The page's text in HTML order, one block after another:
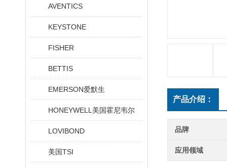
AVENTICS
KEYSTONE
FISHER
BETTIS
EMERSON爱默生
HONEYWELL美国霍尼韦尔
LOVIBOND
美国TSI
产品介绍：
品牌
应用领域